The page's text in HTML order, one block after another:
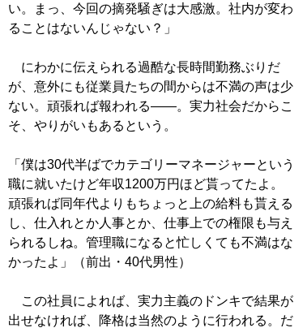
い。まっ、今回の摘発騒ぎは大感激。社内が変わ
ることはないんじゃない？」
にわかに伝えられる過酷な長時間勤務ぶりだ
が、意外にも従業員たちの間からは不満の声は少
ない。頑張れば報われる――。実力社会だからこ
そ、やりがいもあるという。
「僕は30代半ばでカテゴリーマネージャーという
職に就いたけど年収1200万円ほど貰ってたよ。
頑張れば同年代よりもちょっと上の給料も貰える
し、仕入れとか人事とか、仕事上での権限も与え
られるしね。管理職になると忙しくても不満はな
かったよ」（前出・40代男性）
この社員によれば、実力主義のドンキで結果が
出せなければ、降格は当然のように行われる。だ